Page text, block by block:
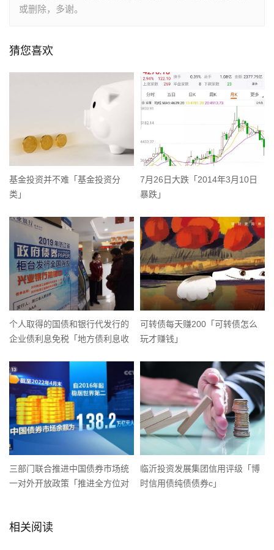
或删除，多谢。
猜您喜欢
基金投资并不难「基金投资分
类」
7月26日大跌「2014年3月10日
暴跌」
个人取得的国债和银行代发行的
企业债利息免税「地方债利息收
可转债每天赚200「可转债怎么
玩才赚钱」
三部门联合推进中国债券市场统
一对外开放政策「推进全方位对
临沂投资发展集团信用评级「博
时信用债纯债债券c」
相关阅读